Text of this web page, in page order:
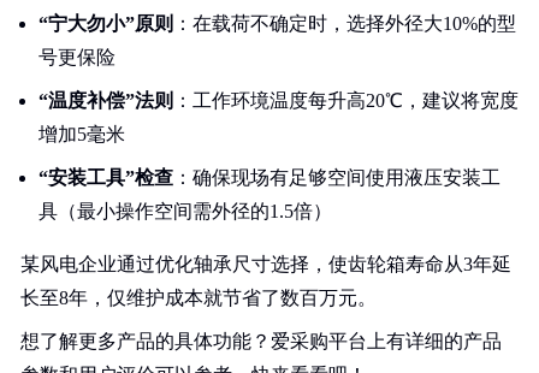
“宁大勿小”原则 ：在载荷不确定时，选择外径大10%的型
号更保险
“温度补偿”法则 ：工作环境温度每升高20℃，建议将宽度
增加5毫米
“安装工具”检查 ：确保现场有足够空间使用液压安装工
具（最小操作空间需外径的1.5倍）
某风电企业通过优化轴承尺寸选择，使齿轮箱寿命从3年延
长至8年，仅维护成本就节省了数百万元。
想了解更多产品的具体功能？爱采购平台上有详细的产品